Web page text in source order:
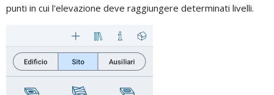
punti in cui l'elevazione deve raggiungere determinati livelli.